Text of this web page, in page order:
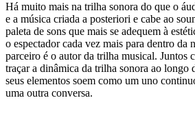
Há muito mais na trilha sonora do que o
e a música criada a posteriori e cabe ao
paleta de sons que mais se adequem à
o espectador cada vez mais para dentro da
parceiro é o autor da trilha musical. Juntos
traçar a dinâmica da trilha sonora ao longo
seus elementos soem como um uno
uma outra conversa.